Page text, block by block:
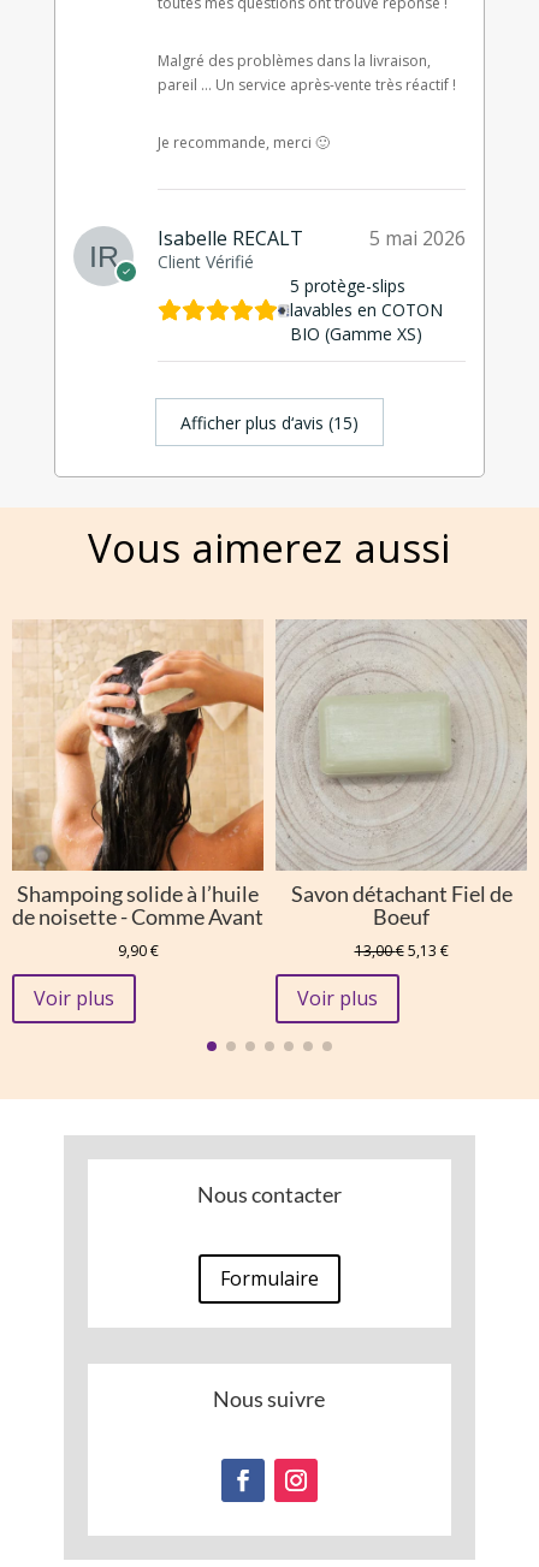
Malgré des problèmes dans la livraison,
pareil … Un service après-vente très réactif !
Je recommande, merci 🙂
Isabelle RECALT
Client Vérifié
5 mai 2026
5 protège-slips
lavables en COTON
BIO (Gamme XS)
Afficher plus d‘avis (15)
Vous aimerez aussi
Shampoing solide à l’huile
de noisette - Comme Avant
9,90€
Voir plus
Savon détachant Fiel de
Boeuf
13,00€ Le
5,13 €Le
Voir plus
Nous contacter
Formulaire
Nous suivre